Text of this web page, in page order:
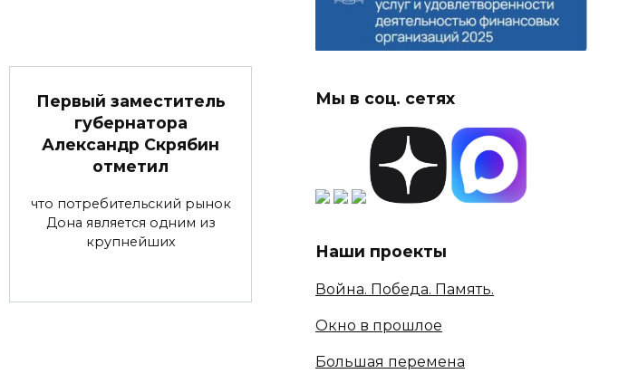
Первый заместитель
губернатора
Александр Скрябин
отметил
что потребительский рынок
Дона является одним из
крупнейших
Мы в соц. сетях
Наши проекты
Война. Победа. Память.
Окно в прошлое
Большая перемена